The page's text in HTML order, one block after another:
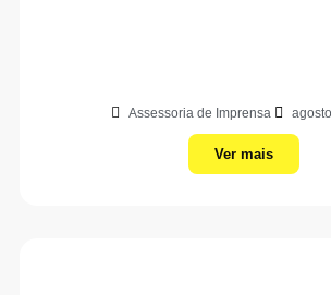
Assessoria de Imprensa
Ver mais